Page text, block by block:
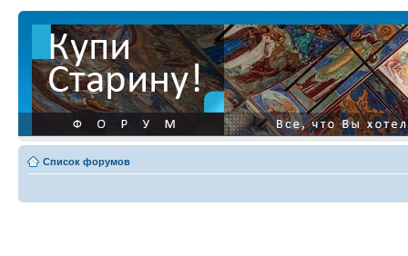
Список форумов